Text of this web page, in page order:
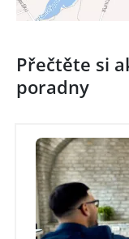
Přečtěte si
poradny